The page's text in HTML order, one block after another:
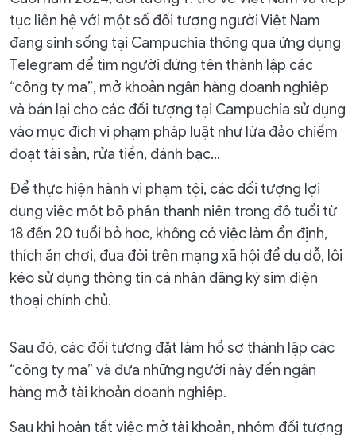
tục liên hệ với một số đối tượng người Việt Nam
đang sinh sống tại Campuchia thông qua ứng dụng
Telegram để tìm người đứng tên thành lập các
“công ty ma”, mở khoản ngân hàng doanh nghiệp
và bán lại cho các đối tượng tại Campuchia sử dụng
vào mục đích vi phạm pháp luật như lừa đảo chiếm
đoạt tài sản, rửa tiền, đánh bạc...
Để thực hiện hành vi phạm tội, các đối tượng lợi
dụng việc một bộ phận thanh niên trong độ tuổi từ
18 đến 20 tuổi bỏ học, không có việc làm ổn định,
thích ăn chơi, đua đòi trên mạng xã hội để dụ dỗ, lôi
kéo sử dụng thông tin cá nhân đăng ký sim điện
thoại chính chủ.
Sau đó, các đối tượng đặt làm hồ sơ thành lập các
“công ty ma” và đưa những người này đến ngân
hàng mở tài khoản doanh nghiệp.
Sau khi hoàn tất việc mở tài khoản, nhóm đối tượng